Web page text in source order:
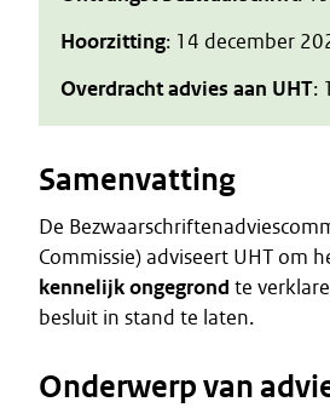
Hoorzitting: 14 december
Overdracht advies aan UHT:
Samenvatting
De
Commissie) adviseert UHT om
kennelijk ongegrond te
besluit in stand te laten.
Onderwerp van